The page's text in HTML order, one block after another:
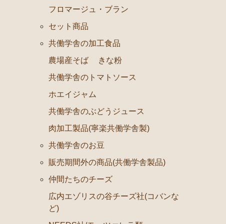
フロマージュ・ブラン
セット商品
共働学舎の加工食品
農場産そば
きな粉
共働学舎のトマトソース
ホエイジャム
共働学舎のぶどうジュース
肉加工製品(寧楽共働学舎製)
共働学舎のお豆
販売期間外の商品(共働学舎製品)
仲間たちのチーズ
広内エゾリスの谷チーズ社(コバンな
ど)